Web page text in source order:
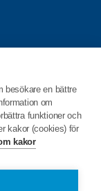
besökare en bättre
om
funktioner och
kakor (cookies) för
kakor